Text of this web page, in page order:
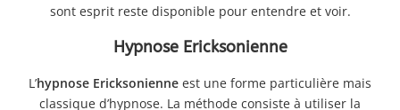
sont esprit reste disponible pour entendre et voir.
Hypnose Ericksonienne
L’hypnose Ericksonienne est une forme particulière mais
classique d’hypnose. La méthode consiste à utiliser la